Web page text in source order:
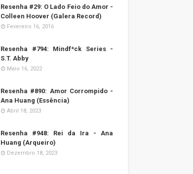
Resenha #29: O Lado Feio do Amor -
Colleen Hoover (Galera Record)
Fevereiro 16, 2016
Resenha #794: Mindf*ck Series -
S.T. Abby
Maio 16, 2022
Resenha #890: Amor Corrompido -
Ana Huang (Essência)
Abril 18, 2023
Resenha #948: Rei da Ira - Ana
Huang (Arqueiro)
Dezembro 18, 2023